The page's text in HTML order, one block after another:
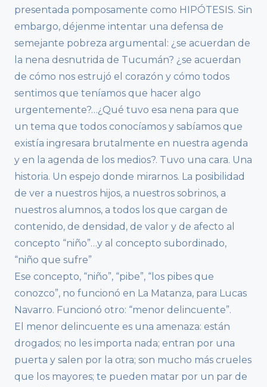
presentada pomposamente como HIPÓTESIS. Sin
embargo, déjenme intentar una defensa de
semejante pobreza argumental: ¿se acuerdan de
la nena desnutrida de Tucumán? ¿se acuerdan
de cómo nos estrujó el corazón y cómo todos
sentimos que teníamos que hacer algo
urgentemente?…¿Qué tuvo esa nena para que
un tema que todos conocíamos y sabíamos que
existía ingresara brutalmente en nuestra agenda
y en la agenda de los medios?. Tuvo una cara. Una
historia. Un espejo donde mirarnos. La posibilidad
de ver a nuestros hijos, a nuestros sobrinos, a
nuestros alumnos, a todos los que cargan de
contenido, de densidad, de valor y de afecto al
concepto “niño”…y al concepto subordinado,
“niño que sufre”
Ese concepto, “niño”, “pibe”, “los pibes que
conozco”, no funcionó en La Matanza, para Lucas
Navarro. Funcionó otro: “menor delincuente”.
El menor delincuente es una amenaza: están
drogados; no les importa nada; entran por una
puerta y salen por la otra; son mucho más crueles
que los mayores; te pueden matar por un par de